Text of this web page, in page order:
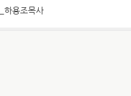
하용조목사